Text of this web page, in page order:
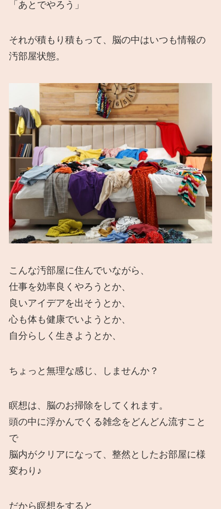
「あとでやろう」
それが積もり積もって、脳の中はいつも情報の
汚部屋状態。
こんな汚部屋に住んでいながら、
仕事を効率良くやろうとか、
良いアイデアを出そうとか、
心も体も健康でいようとか、
自分らしく生きようとか、
ちょっと無理な感じ、しませんか？
瞑想は、脳のお掃除をしてくれます。
頭の中に浮かんでくる雑念をどんどん流すこと
で
脳内がクリアになって、整然としたお部屋に様
変わり♪
だから瞑想をすると